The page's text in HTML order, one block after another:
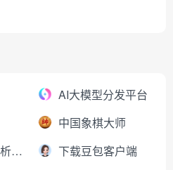
AI大模型分发平台
中国象棋大师
免费短视频解析下载
下载豆包客户端